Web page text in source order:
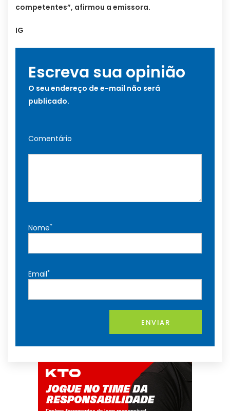
competentes”, afirmou a emissora.
IG
Escreva sua opinião
O seu endereço de e-mail não será
publicado.
Comentário
Nome*
Email*
ENVIAR